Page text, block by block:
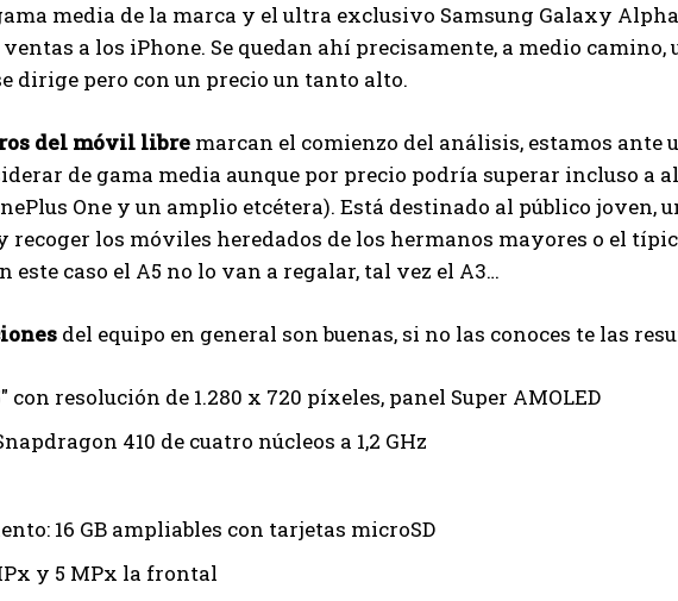
media de la marca y el ultra exclusivo Samsung Galaxy
a los iPhone. Se quedan ahí precisamente, a medio
dirige pero con un precio un tanto alto.
del móvil libre marcan el comienzo del análisis, estamos ante
de gama media aunque por precio podría superar incluso a
One y un amplio etcétera). Está destinado al público joven,
recoger los móviles heredados de los hermanos mayores o el
este caso el A5 no lo van a regalar, tal vez el A3…
del equipo en general son buenas, si no las conoces te las
con resolución de 1.280 x 720 píxeles, panel Super AMOLED
410 de cuatro núcleos a 1,2 GHz
16 GB ampliables con tarjetas microSD
y 5 MPx la frontal